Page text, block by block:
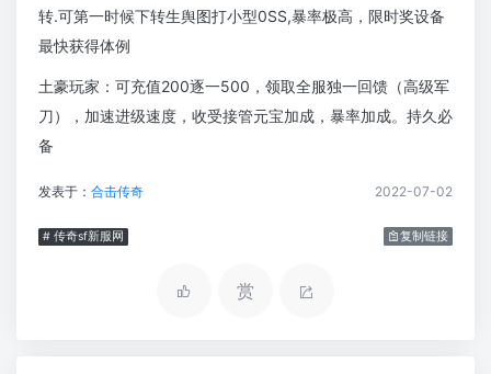
转.可第一时候下转生舆图打小型0SS,暴率极高，限时奖设备
最快获得体例
土豪玩家：可充值200逐一500，领取全服独一回馈（高级军
刀），加速进级速度，收受接管元宝加成，暴率加成。持久必
备
发表于： 合击传奇 2022-07-02
# 传奇sf新服网 复制链接
赏